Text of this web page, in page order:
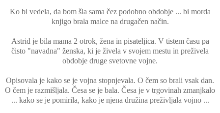
Ko bi vedela, da bom šla sama čez podobno obdobje ... bi morda
knjigo brala malce na drugačen način.
Astrid je bila mama 2 otrok, žena in pisateljica. V tistem času pa
čisto "navadna" ženska, ki je živela v svojem mestu in preživela
obdobje druge svetovne vojne.
Opisovala je kako se je vojna stopnjevala. O čem so brali vsak dan.
O čem je razmišljala. Česa se je bala. Česa je v trgovinah zmanjkalo
... kako se je pomirila, kako je njena družina preživljala vojno ...